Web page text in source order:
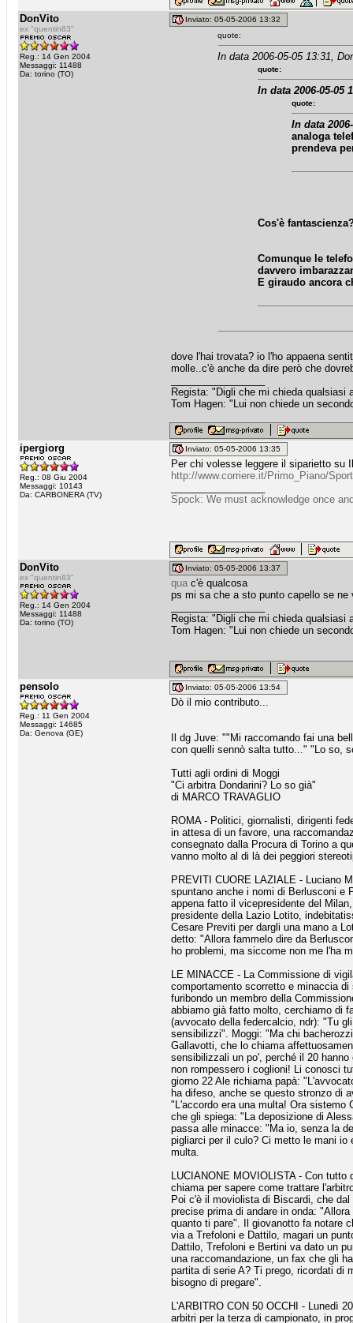
DonVito
ex "quentin83"
Reg.: 14 Gen 2004
Messaggi: 11488
Da: torino (TO)
Inviato: 05-05-2006 13:32
quote:
In data 2006-05-05 13:31,
quote:
In data 2006-05-05
quote:
In data
analoga
prendeva
Cos'è
Comunque le
davvero
E giraudo ancora
dove l'hai trovata? io l'ho appaena
molle..c'è anche da dire però che
Regista: "Digli che mi chieda qualsiasi
Tom Hagen: "Lui non chiede un
ipergiorg
Reg.: 08 Giu 2004
Messaggi: 10143
Da: CARBONERA (TV)
Inviato: 05-05-2006 13:35
Per chi volesse leggere il siparietto su
http://www.corriere.it/Primo_Piano/
Spock: We must acknowledge once
DonVito
ex "quentin83"
Reg.: 14 Gen 2004
Messaggi: 11488
Da: torino (TO)
Inviato: 05-05-2006 13:37
qua c'è qualcosa
ps mi sa che a sto punto capello se ne
Regista: "Digli che mi chieda qualsiasi
Tom Hagen: "Lui non chiede un
pensolo
Reg.: 11 Gen 2004
Messaggi: 14685
Da: Genova (GE)
Inviato: 05-05-2006 13:54
Dò il mio contributo...
Il dg Juve: ""Mi raccomando fai una
con quelli sennò salta tutto..." "Lo so,
Tutti agli ordini di Moggi
"Ci arbitra Dondarini? Lo so già"
di MARCO TRAVAGLIO
ROMA - Politici, giornalisti, dirigenti
in attesa di un favore, una
consegnato dalla Procura di Torino a
vanno molto al di là dei peggiori
PREVITI CUORE LAZIALE - Luciano
spuntano anche i nomi di Berlusconi e
appena fatto il vicepresidente del
presidente della Lazio Lotito,
Cesare Previti per dargli una mano a
detto: "Allora fammelo dire da
ho problemi, ma siccome non me l'ha
LE MINACCE - La Commissione di
comportamento scorretto e minaccia
furibondo un membro della
abbiamo già fatto molto, cerchiamo di
(avvocato della federcalcio, ndr): "Tu
sensibilizzi". Moggi: "Ma chi
Gallavotti, che lo chiama
sensibilizzali un po', perché il 20
non rompessero i coglioni! Li conosci
giorno 22 Ale richiama papà:
ha difeso, anche se questo stronzo di
"L'accordo era una multa! Ora sistemo
che gli spiega: "La deposizione di
passa alle minacce: "Ma io, senza la
pigliarci per il culo? Ci metto le mani
multa.
LUCIANONE MOVIOLISTA - Con
chiama per sapere come trattare
Poi c'è il moviolista di Biscardi, che
precise prima di andare in onda:
quanto ti pare". Il giovanotto fa notare
via a Trefoloni e Dattilo, magari un
Dattilo, Trefoloni e Bertini va dato un
una raccomandazione, un fax che gli
partita di serie A? Ti prego, ricordati di
bisogno di pregare".
L'ARBITRO CON 50 OCCHI - Lunedì
arbitri per la terza di campionato, in